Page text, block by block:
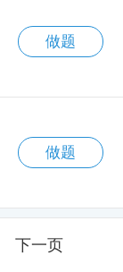
做题
做题
下一页